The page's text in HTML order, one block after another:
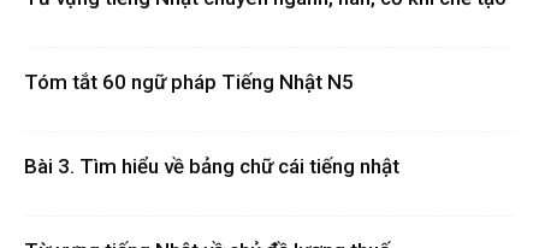
Tóm tắt 60 ngữ pháp Tiếng Nhật N5
Bài 3. Tìm hiểu về bảng chữ cái tiếng nhật